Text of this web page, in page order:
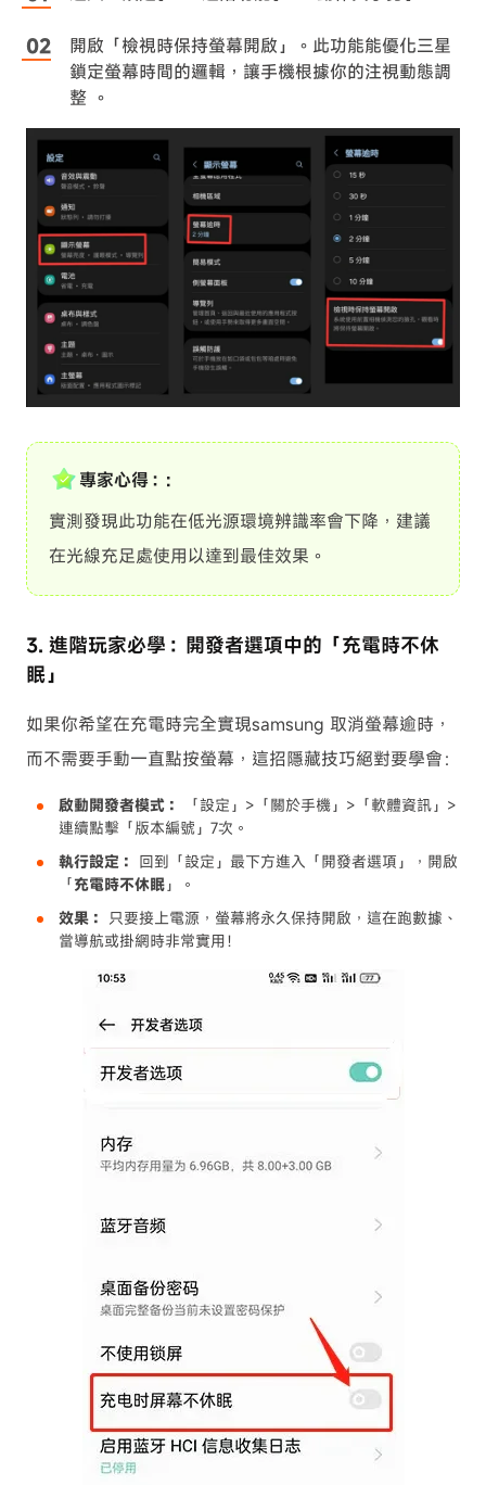
開啟「檢視時保持螢幕開啟」。此功能能優化三星
鎖定螢幕時間的邏輯，讓手機根據你的注視動態調
整 。
專家心得：:
實測發現此功能在低光源環境辨識率會下降，建議
在光線充足處使用以達到最佳效果。
3. 進階玩家必學：開發者選項中的「充電時不休
眠」
如果你希望在充電時完全實現samsung 取消螢幕逾時，
而不需要手動一直點按螢幕，這招隱藏技巧絕對要學會：
啟動開發者模式：
「設定」>「關於手機」>「軟體資訊」>
連續點擊「版本編號」7次。
執行設定： 回到「設定」最下方進入「開發者選項」，開啟
「充電時不休眠」。
效果： 只要接上電源，螢幕將永久保持開啟，這在跑數據、
當導航或掛網時非常實用！